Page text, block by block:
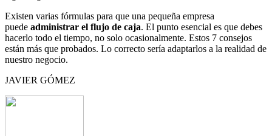
Existen varias fórmulas para que una pequeña empresa
puede administrar el flujo de caja. El punto esencial es que debes
hacerlo todo el tiempo, no solo ocasionalmente. Estos 7 consejos
están más que probados. Lo correcto sería adaptarlos a la realidad de
nuestro negocio.
JAVIER GÓMEZ